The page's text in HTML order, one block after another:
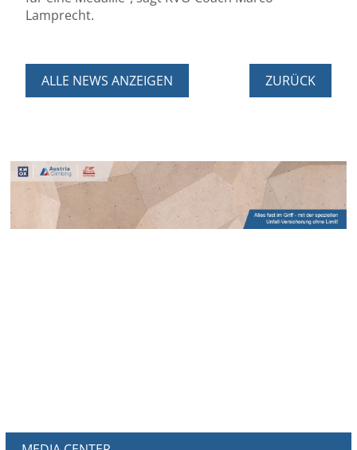
Lamprecht.
ALLE NEWS ANZEIGEN ZURÜCK